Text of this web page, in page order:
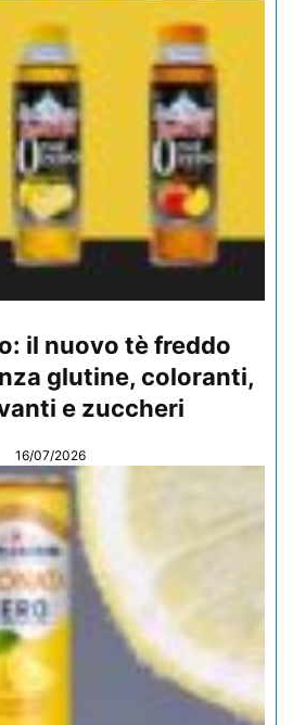
il nuovo tè freddo
glutine, coloranti,
e zuccheri
16/07/2026